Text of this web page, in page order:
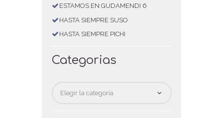
ESTAMOS EN GUDAMENDI 6
HASTA SIEMPRE SUSO
HASTA SIEMPRE PICHI
Categorias